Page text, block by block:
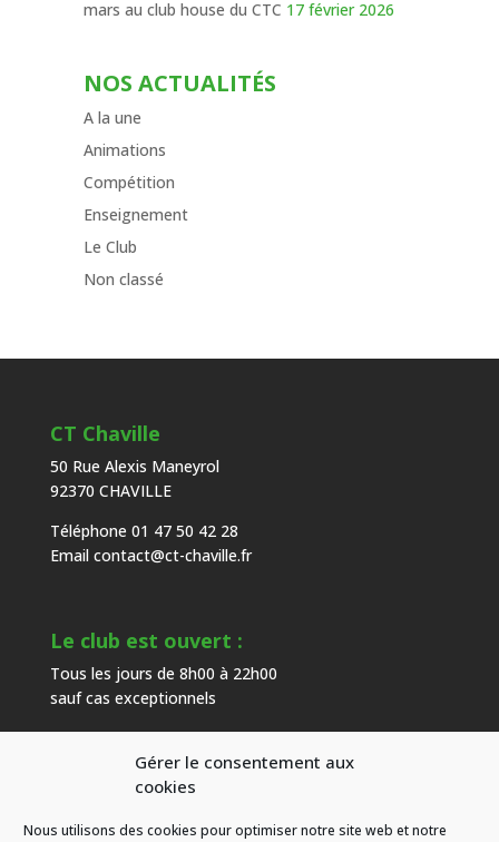
Gérer le consentement aux
cookies
Nous utilisons des cookies pour optimiser notre site web et notre
mars au club house du CTC 17 février 2026
NOS ACTUALITÉS
A la une
Animations
Compétition
Enseignement
Le Club
Non classé
CT Chaville
50 Rue Alexis Maneyrol
92370 CHAVILLE
Téléphone 01 47 50 42 28
Email contact@ct-chaville.fr
Le club est ouvert :
Tous les jours de 8h00 à 22h00
sauf cas exceptionnels
Heures d’ouverture de l’accueil :